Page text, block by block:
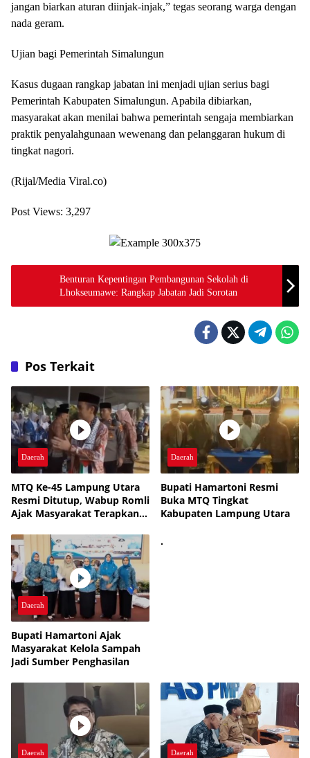
jangan biarkan aturan diinjak-injak,” tegas seorang warga dengan
nada geram.
Ujian bagi Pemerintah Simalungun
Kasus dugaan rangkap jabatan ini menjadi ujian serius bagi
Pemerintah Kabupaten Simalungun. Apabila dibiarkan,
masyarakat akan menilai bahwa pemerintah sengaja membiarkan
praktik penyalahgunaan wewenang dan pelanggaran hukum di
tingkat nagori.
(Rijal/Media Viral.co)
Post Views: 3,297
Benturan Kepentingan Pembangunan Sekolah di
Lhokseumawe: Rangkap Jabatan Jadi Sorotan
Pos Terkait
Daerah
MTQ Ke-45 Lampung Utara
Resmi Ditutup, Wabup Romli
Ajak Masyarakat Terapkan
Daerah
Bupati Hamartoni Resmi
Buka MTQ Tingkat
Kabupaten Lampung Utara
Daerah
Bupati Hamartoni Ajak
Masyarakat Kelola Sampah
Jadi Sumber Penghasilan
.
Daerah Daerah